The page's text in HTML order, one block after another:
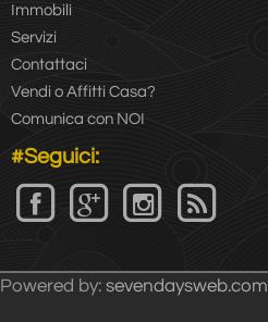
Immobili
Servizi
Contattaci
Vendi o Affitti Casa?
Comunica con NOI
#Seguici:
Powered by: sevendaysweb.com